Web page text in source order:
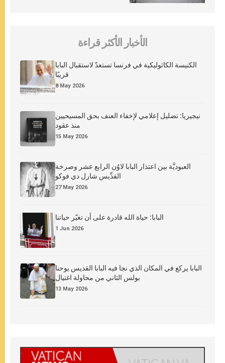
الأخبار الأكثر قراءة
الكنيسة الكاثوليكية في فرنسا تستعدّ لاستقبال البابا
قريبًا
8 May 2026
نيجيريا: تضليل إعلامي لإخفاء العنف بحق المسيحيين
منذ عقود
15 May 2026
العبوديَّة بين اعتذار البابا لاوُن الرابع عشر وصرخة
القدِّيس شارل دي فوكو
27 May 2026
البابا: حياة الله قادرة على أن تغيّر حياتنا
1 Jun 2026
البابا يركع في المكان الذي نجا فيه البابا القديس يوحنا
بولس الثاني من محاولة اغتيال
13 May 2026